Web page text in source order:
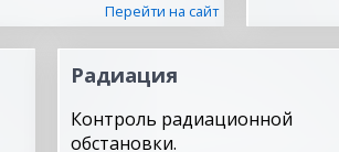
Перейти на сайт
Радиация
Контроль радиационной
обстановки.